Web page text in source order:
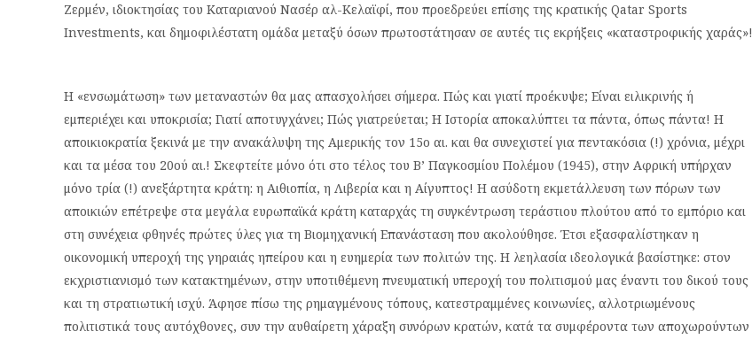
Ζερμέν, ιδιοκτησίας του Καταριανού Νασέρ αλ-Κελαϊφί, που προεδρεύει επίσης της κρατικής Qatar Sports
Investments, και δημοφιλέστατη ομάδα μεταξύ όσων πρωτοστάτησαν σε αυτές τις εκρήξεις «καταστροφικής χαράς»!
Η «ενσωμάτωση» των μεταναστών θα μας απασχολήσει σήμερα. Πώς και γιατί προέκυψε; Είναι ειλικρινής ή
εμπεριέχει και υποκρισία; Γιατί αποτυγχάνει; Πώς γιατρεύεται; Η Ιστορία αποκαλύπτει τα πάντα, όπως πάντα! Η
αποικιοκρατία ξεκινά με την ανακάλυψη της Αμερικής τον 15ο αι. και θα συνεχιστεί για πεντακόσια (!) χρόνια, μέχρι
και τα μέσα του 20ού αι.! Σκεφτείτε μόνο ότι στο τέλος του Β’ Παγκοσμίου Πολέμου (1945), στην Αφρική υπήρχαν
μόνο τρία (!) ανεξάρτητα κράτη: η Αιθιοπία, η Λιβερία και η Αίγυπτος! Η ασύδοτη εκμετάλλευση των πόρων των
αποικιών επέτρεψε στα μεγάλα ευρωπαϊκά κράτη καταρχάς τη συγκέντρωση τεράστιου πλούτου από το εμπόριο και
στη συνέχεια φθηνές πρώτες ύλες για τη Βιομηχανική Επανάσταση που ακολούθησε. Έτσι εξασφαλίστηκαν η
οικονομική υπεροχή της γηραιάς ηπείρου και η ευημερία των πολιτών της. Η λεηλασία ιδεολογικά βασίστηκε: στον
εκχριστιανισμό των κατακτημένων, στην υποτιθέμενη πνευματική υπεροχή του πολιτισμού μας έναντι του δικού τους
και τη στρατιωτική ισχύ. Άφησε πίσω της ρημαγμένους τόπους, κατεστραμμένες κοινωνίες, αλλοτριωμένους
πολιτιστικά τους αυτόχθονες, συν την αυθαίρετη χάραξη συνόρων κρατών, κατά τα συμφέροντα των αποχωρούντων